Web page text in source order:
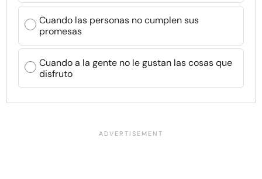
Cuando las personas no cumplen sus
promesas
Cuando a la gente no le gustan las cosas que
disfruto